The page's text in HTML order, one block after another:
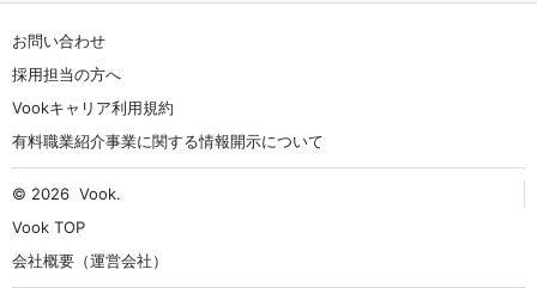
お問い合わせ
採用担当の方へ
Vookキャリア利用規約
有料職業紹介事業に関する情報開示について
© 2026 Vook.
Vook TOP
会社概要（運営会社）